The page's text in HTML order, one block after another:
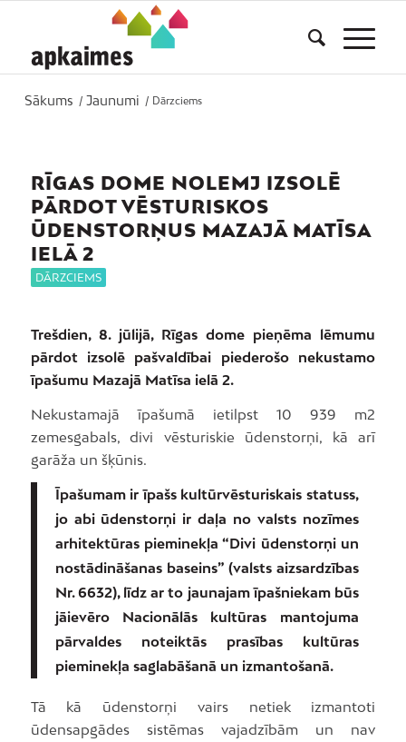
Sākums / Jaunumi / Dārzciems
RĪGAS DOME NOLEMJ IZSOLĒ
PĀRDOT VĒSTURISKOS
ŪDENSTORŅUS MAZAJĀ MATĪSA
IELĀ 2
DĀRZCIEMS
Trešdien, 8. jūlijā, Rīgas dome pieņēma lēmumu
pārdot izsolē pašvaldībai piederošo nekustamo
īpašumu Mazajā Matīsa ielā 2.
Nekustamajā īpašumā ietilpst 10 939 m2
zemesgabals, divi vēsturiskie ūdenstorņi, kā arī
garāža un šķūnis.
Īpašumam ir īpašs kultūrvēsturiskais statuss,
jo abi ūdenstorņi ir daļa no valsts nozīmes
arhitektūras pieminekļa “Divi ūdenstorņi un
nostādināšanas baseins” (valsts aizsardzības
Nr. 6632), līdz ar to jaunajam īpašniekam būs
jāievēro Nacionālās kultūras mantojuma
pārvaldes noteiktās prasības kultūras
pieminekļa saglabāšanā un izmantošanā.
Tā kā ūdenstorņi vairs netiek izmantoti
ūdensapgādes sistēmas vajadzībām un nav